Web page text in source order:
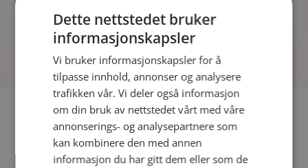
Fler single
Flere singlemenn fra Løten: Nettgauk,Majorh
Kvinner fra Løten
Dette nettstedet bruker
informasjonskapsler
Vi bruker informasjonskapsler for å
tilpasse innhold, annonser og analysere
trafikken vår. Vi deler også informasjon
om din bruk av nettstedet vårt med våre
annonserings- og analysepartnere som
kan kombinere den med annen
informasjon du har gitt dem eller som de